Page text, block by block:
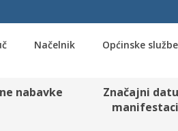
Načelnik Općinske službe
nabavke
Značajni